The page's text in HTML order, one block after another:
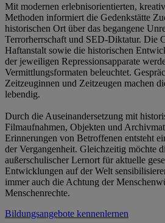
Mit modernen erlebnisorientierten,
Methoden informiert die Gedenkstätte
historischen Ort über das begangene
Terrorherrschaft und SED-Diktatur. Die
Haftanstalt sowie die historischen
der jeweiligen Repressionsapparate
Vermittlungsformaten beleuchtet.
Zeitzeuginnen und Zeitzeugen machen
lebendig.
Durch die Auseinandersetzung mit
Filmaufnahmen, Objekten und
Erinnerungen von Betroffenen entsteht
der Vergangenheit. Gleichzeitig möchte
außerschulischer Lernort für aktuelle
Entwicklungen auf der Welt
immer auch die Achtung der
Menschenrechte.
Bildungsangebote kennenlernen